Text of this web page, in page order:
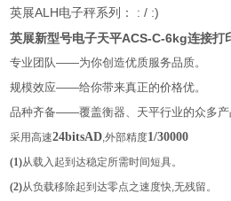
英展ALH电子秤系列：
: / :)
英展新型号电子天平ACS-C-6kg连接打
专业团队——为你创造优质服务品质。
规模效应——给你带来真正的价格优。
品种齐备——覆盖衡器、天平行业的众多产
采用高速24bitsAD,外部精度1/30000
(1)从载入起到达稳定所需时间短具。
(2)从负载移除起到达零点之速度快,无残留。